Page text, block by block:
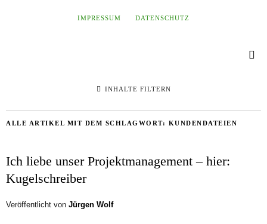
IMPRESSUM DATENSCHUTZ
INHALTE FILTERN
ALLE ARTIKEL MIT DEM SCHLAGWORT: KUNDENDATEIEN
Ich liebe unser Projektmanagement – hier:
Kugelschreiber
Veröffentlicht von Jürgen Wolf